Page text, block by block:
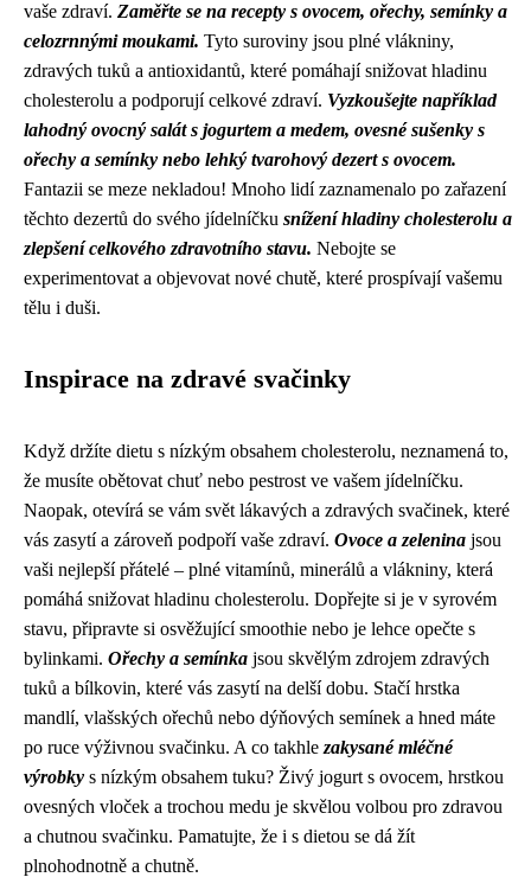
vaše zdraví. Zaměřte se na recepty s ovocem, ořechy, semínky a
celozrnnými moukami. Tyto suroviny jsou plné vlákniny,
zdravých tuků a antioxidantů, které pomáhají snižovat hladinu
cholesterolu a podporují celkové zdraví. Vyzkoušejte například
lahodný ovocný salát s jogurtem a medem, ovesné sušenky s
ořechy a semínky nebo lehký tvarohový dezert s ovocem.
Fantazii se meze nekladou! Mnoho lidí zaznamenalo po zařazení
těchto dezertů do svého jídelníčku snížení hladiny cholesterolu a
zlepšení celkového zdravotního stavu. Nebojte se
experimentovat a objevovat nové chutě, které prospívají vašemu
tělu i duši.
Inspirace na zdravé svačinky
Když držíte dietu s nízkým obsahem cholesterolu, neznamená to,
že musíte obětovat chuť nebo pestrost ve vašem jídelníčku.
Naopak, otevírá se vám svět lákavých a zdravých svačinek, které
vás zasytí a zároveň podpoří vaše zdraví. Ovoce a zelenina jsou
vaši nejlepší přátelé – plné vitamínů, minerálů a vlákniny, která
pomáhá snižovat hladinu cholesterolu. Dopřejte si je v syrovém
stavu, připravte si osvěžující smoothie nebo je lehce opečte s
bylinkami. Ořechy a semínka jsou skvělým zdrojem zdravých
tuků a bílkovin, které vás zasytí na delší dobu. Stačí hrstka
mandlí, vlašských ořechů nebo dýňových semínek a hned máte
po ruce výživnou svačinku. A co takhle zakysané mléčné
výrobky s nízkým obsahem tuku? Živý jogurt s ovocem, hrstkou
ovesných vloček a trochou medu je skvělou volbou pro zdravou
a chutnou svačinku. Pamatujte, že i s dietou se dá žít
plnohodnotně a chutně.